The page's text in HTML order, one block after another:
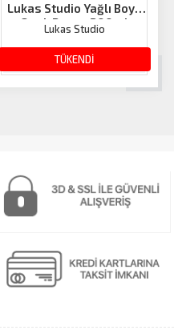
TÜKENDİ
Lukas Studio Yağlı Boya
Opak Beyaz 200ml
Lukas Studio
1,004.08 TL